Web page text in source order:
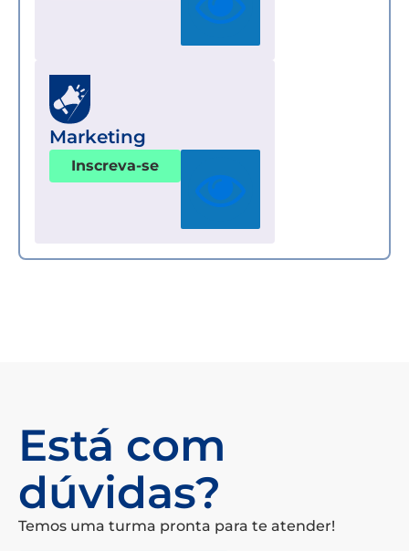
Marketing
Inscreva-se
Está com
dúvidas?
Temos uma turma pronta para te atender!